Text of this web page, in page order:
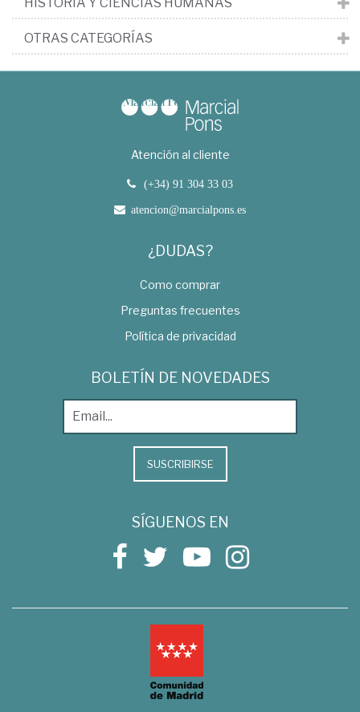
OTRAS CATEGORÍAS
Atención al cliente
(+34) 91 304 33 03
atencion@marcialpons.es
¿DUDAS?
Como comprar
Preguntas frecuentes
Política de privacidad
BOLETÍN DE NOVEDADES
SUSCRIBIRSE
SÍGUENOS EN